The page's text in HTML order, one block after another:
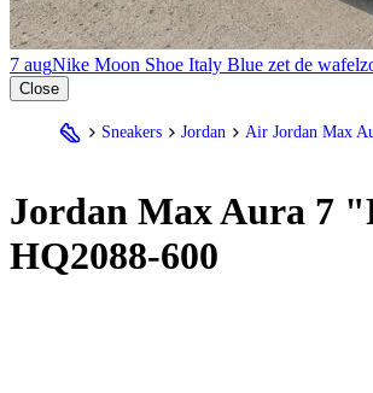
7 augNike Moon Shoe Italy Blue zet de
Close
Sneakers Jordan Air Jordan Max
Jordan Max Aura 7
HQ2088-600